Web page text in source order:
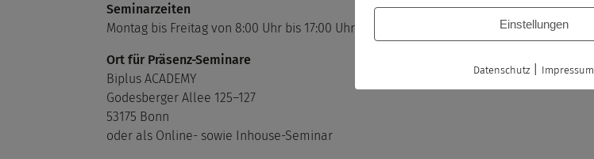
Seminarzeiten
Montag bis Freitag von 8:00 Uhr bis 17:00 Uhr
Ort für Präsenz-Seminare
Biplus ACADEMY
Godesberger Allee 125–127
53175 Bonn
oder als Online- sowie Inhouse-Seminar
Einstellungen
Datenschutz Impressum